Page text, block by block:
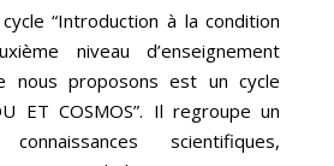
“Introduction à la condition
niveau d’enseignement
nous proposons est un cycle
ET COSMOS”. Il regroupe un
scientifiques,